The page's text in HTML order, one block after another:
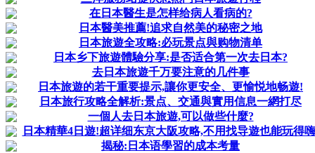
在日本醫生是怎样给病人看病的?
日本醫美推薦!追求自然美的秘密之地
日本旅遊全攻略:必玩景点與购物清单
日本乡下旅遊體驗分享:是否适合第一次去日本?
去日本旅遊千万要注意的几件事
日本旅遊的若干重要提示,讓你更安全、更愉悦地畅遊!
日本旅行攻略全解析:景点、交通與實用信息一網打尽
一個人去日本旅遊,可以做些什麼?
日本精華4日遊!超详细东京大阪攻略,不用找导遊也能玩得
揭秘:日本语學習的成本考量